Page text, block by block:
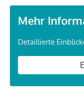
Mehr
Detaillierte